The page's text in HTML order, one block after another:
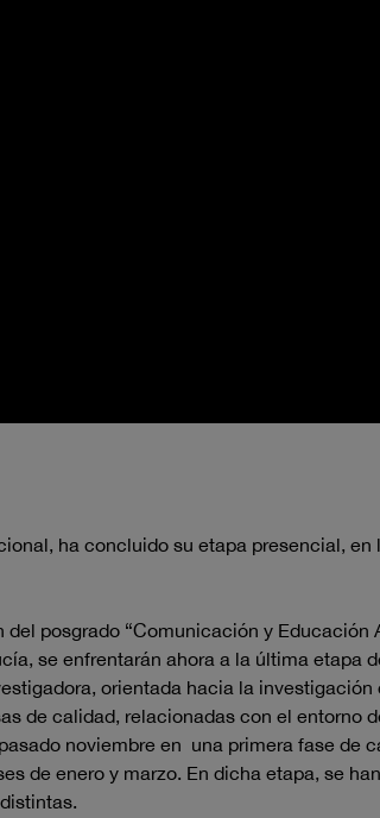
ha concluido su etapa presencial,
posgrado “Comunicación y
se enfrentarán ahora a la última etapa
orientada hacia la
de calidad, relacionadas con el entorno
noviembre en una primera fase de
de enero y marzo. En dicha etapa, se